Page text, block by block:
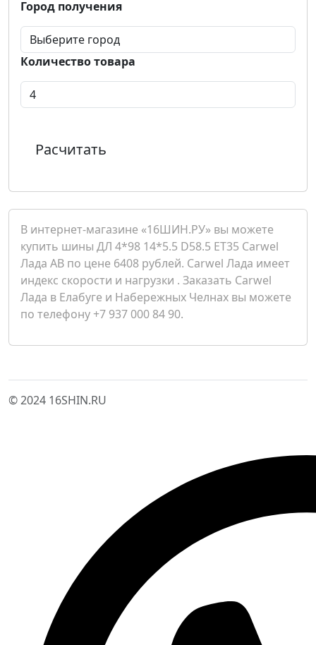
Город получения
Количество товара
Расчитать
В интернет-магазине «16ШИН.РУ» вы можете
купить шины ДЛ 4*98 14*5.5 D58.5 ET35 Carwel
Лада AB по цене 6408 рублей. Carwel Лада имеет
индекс скорости и нагрузки . Заказать Carwel
Лада в Елабуге и Набережных Челнах вы можете
по телефону +7 937 000 84 90.
© 2024 16SHIN.RU